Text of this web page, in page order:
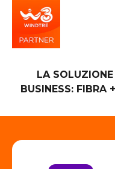
LA
BUSINESS: FIBRA